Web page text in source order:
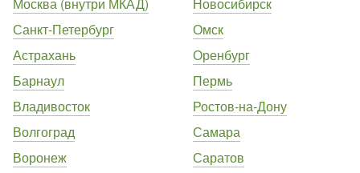
Санкт-Петербург
Астрахань
Барнаул
Владивосток
Волгоград
Воронеж
Омск
Оренбург
Пермь
Ростов-на-Дону
Самара
Саратов